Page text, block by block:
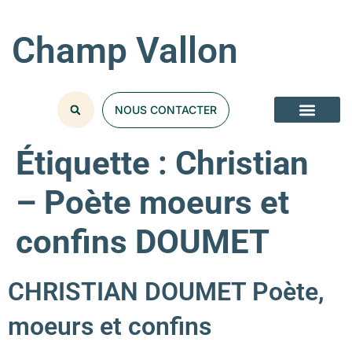
Champ Vallon
NOUS CONTACTER
Étiquette : Christian
– Poète moeurs et
confins DOUMET
CHRISTIAN DOUMET Poète,
moeurs et confins